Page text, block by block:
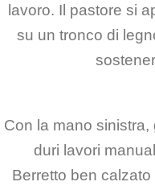
lavoro. Il pastore si
su un tronco di
Con la mano
duri lavori
Berretto ben